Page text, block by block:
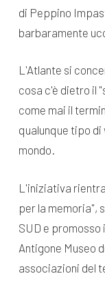
di Peppino
barbaramente
L'Atlante si
cosa c'è dietro il
come mai il
qualunque tipo
mondo.
L'iniziativa
per la memoria",
SUD e promosso
Antigone Museo
associazioni del
Seguici sui